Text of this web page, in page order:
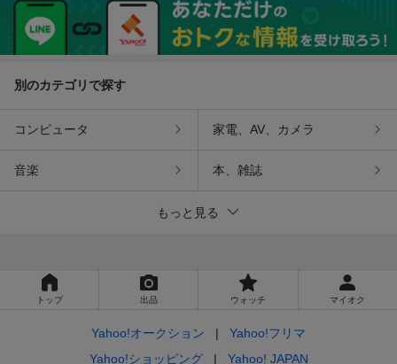
レート ウォールデコ コカ
コーラ
別のカテゴリで探す
コンピュータ 家電、AV、カメラ
音楽 本、雑誌
もっと見る
トップ 出品 ウォッチ マイオク
Yahoo!オークション
Yahoo!フリマ
Yahoo!ショッピング
Yahoo! JAPAN